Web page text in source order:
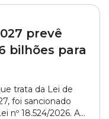
prevê
bilhões para
trata da Lei de
foi sancionado
nº 18.524/2026. A